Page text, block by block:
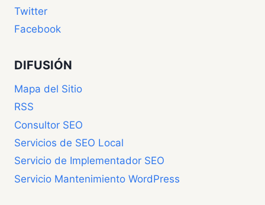
Twitter
Facebook
DIFUSIÓN
Mapa del Sitio
RSS
Consultor SEO
Servicios de SEO Local
Servicio de Implementador SEO
Servicio Mantenimiento WordPress